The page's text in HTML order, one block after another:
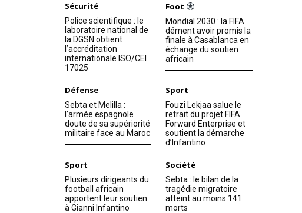
Sécurité
Police scientifique : le
laboratoire national de
la DGSN obtient
l’accréditation
internationale ISO/CEI
17025
Foot
Mondial 2030 : la FIFA
dément avoir promis la
finale à Casablanca en
échange du soutien
africain
Défense
Sebta et Melilla :
l’armée espagnole
doute de sa supériorité
militaire face au Maroc
Sport
Fouzi Lekjaa salue le
retrait du projet FIFA
Forward Enterprise et
soutient la démarche
d’Infantino
Sport
Plusieurs dirigeants du
football africain
apportent leur soutien
à Gianni Infantino
Société
Sebta : le bilan de la
tragédie migratoire
atteint au moins 141
morts